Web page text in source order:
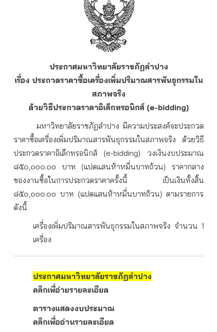
ประกาศมหาวิทยาลัยราชภัฏลำปาง
เรื่อง ประกวดราคาซื้อเครื่องเพิ่มปริมาณสารพันธุกรรมใน
สภาพจริง
ด้วยวิธีประกวดราคาอิเล็กทรอนิกส์ (e-bidding)
มหาวิทยาลัยราชภัฏลำปาง มีความประสงค์จะประกวด
ราคาซื้อเครื่องเพิ่มปริมาณสารพันธุกรรมในสภาพจริง ด้วยวิธี
ประกวดราคาอิเล็กทรอนิกส์ (e-bidding) วงเงินงบประมาณ
๘๕๐,๐๐๐.๐๐ บาท (แปดแสนห้าหมื่นบาทถ้วน) ราคากลาง
ของงานซื้อในการประกวดราคาครั้งนี้ เป็นเงินทั้งสิ้น
๘๕๐,๐๐๐.๐๐ บาท (แปดแสนห้าหมื่นบาทถ้วน) ตามรายการ
ดังนี้
เครื่องเพิ่มปริมาณสารพันธุกรรมในสภาพจริง จำนวน 1
เครื่อง
ประกาศมหาวิทยาลัยราชภัฏลำปาง
คลิกเพื่อ่ายรายละเอียด
ตารางแสดงงบประมาณ
คลิกเพื่ออ่านรายละเอียด